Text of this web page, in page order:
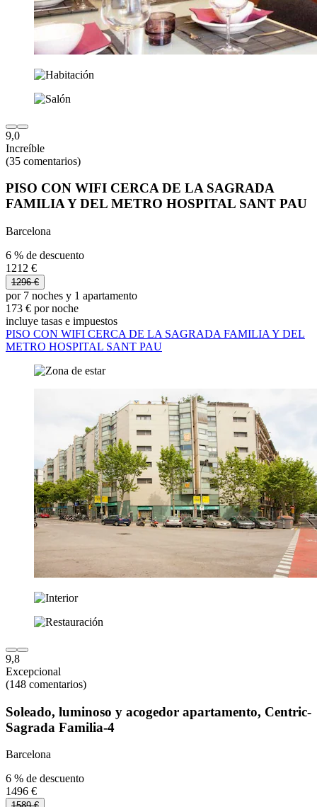
9,0
Increíble
(35 comentarios)
PISO CON WIFI CERCA DE LA SAGRADA
FAMILIA Y DEL METRO HOSPITAL SANT PAU
Barcelona
6 % de descuento
1212 €
1296 €
por 7 noches y 1 apartamento
173 € por noche
incluye tasas e impuestos
PISO CON WIFI CERCA DE LA SAGRADA FAMILIA Y DEL
METRO HOSPITAL SANT PAU
9,8
Excepcional
(148 comentarios)
Soleado, luminoso y acogedor apartamento, Centric-
Sagrada Familia-4
Barcelona
6 % de descuento
1496 €